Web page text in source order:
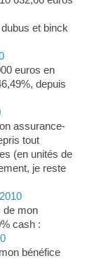
et binck
euros en
depuis
assurance-
tout
(en unités de
je reste
de mon
cash :
bénéfice